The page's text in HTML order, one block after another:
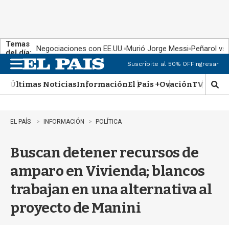
Temas
del día: Negociaciones con EE.UU. Murió Jorge Messi Peñarol
n
u
Suscribite al 50% OFFIngresar
Últimas NoticiasInformaciónEl País +OvaciónTV Show
M
o
EL PAÍS INFORMACIÓN POLÍTICA
Buscan detener recursos de
amparo en Vivienda; blancos
trabajan en una alternativa al
proyecto de Manini